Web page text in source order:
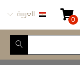
0 العربية